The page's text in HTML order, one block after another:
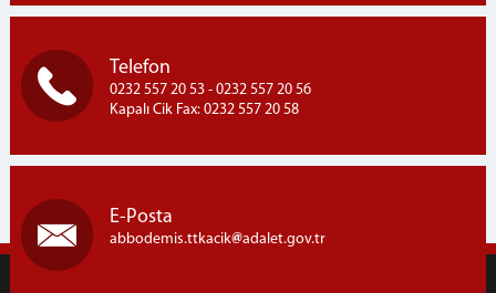
TELEFON GÖRÜŞ GÜNLERİ
TELEFON GÖRÜŞ MEVZUATI
EŞYA TESLİM YÖNETMELİĞİ
Uyap Bilişim Sistemleri
Uyap E Posta
Telefon
0232 557 20 53 - 0232 557 20 56
Kapalı Cik Fax: 0232 557 20 58
E-Posta
abbodemis.ttkacik adalet.gov.tr